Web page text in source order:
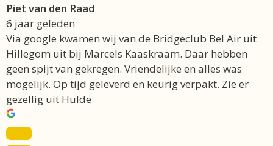
Piet van den Raad
6 jaar geleden
Via google kwamen wij van de Bridgeclub Bel Air uit
Hillegom uit bij Marcels Kaaskraam. Daar hebben
geen spijt van gekregen. Vriendelijke en alles was
mogelijk. Op tijd geleverd en keurig verpakt. Zie er
gezellig uit Hulde